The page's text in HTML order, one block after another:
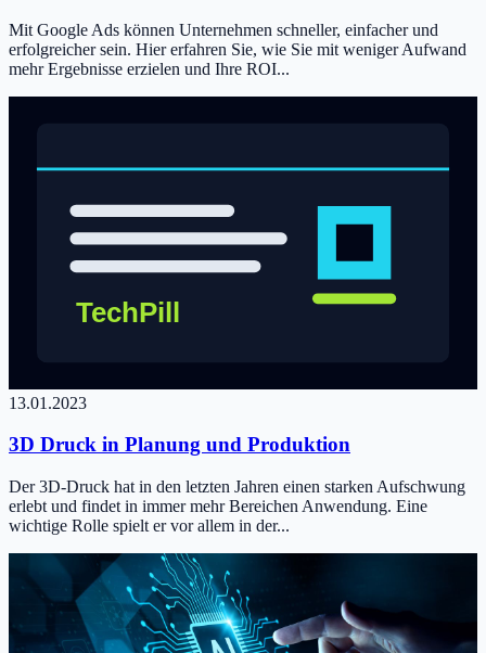
Mit Google Ads können Unternehmen schneller, einfacher und
erfolgreicher sein. Hier erfahren Sie, wie Sie mit weniger Aufwand
mehr Ergebnisse erzielen und Ihre ROI...
13.01.2023
3D Druck in Planung und Produktion
Der 3D-Druck hat in den letzten Jahren einen starken Aufschwung
erlebt und findet in immer mehr Bereichen Anwendung. Eine
wichtige Rolle spielt er vor allem in der...